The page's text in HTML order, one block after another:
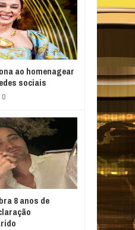
ao homenagear
sociais
0
8 anos de